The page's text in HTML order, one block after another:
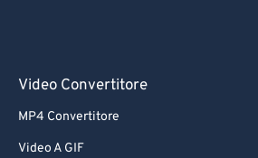
Video Convertitore
MP4 Convertitore
Video A GIF